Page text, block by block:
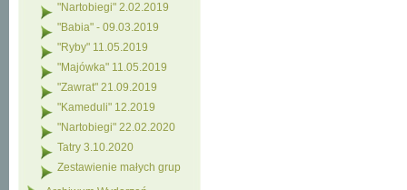
"Nartobiegi" 2.02.2019
"Babia" - 09.03.2019
"Ryby" 11.05.2019
"Majówka" 11.05.2019
"Zawrat" 21.09.2019
"Kameduli" 12.2019
"Nartobiegi" 22.02.2020
Tatry 3.10.2020
Zestawienie małych grup